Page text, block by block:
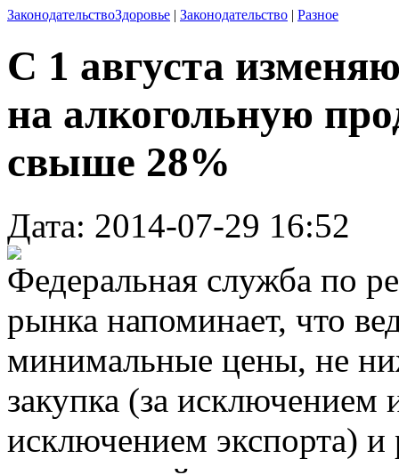
ЗаконодательствоЗдоровье | Законодательство | Разное
С 1 августа
на алкогольную
свыше 28%
Дата: 2014-07-29 16:52
Федеральная служба по
рынка напоминает, что
минимальные цены, не
закупка (за исключением
исключением экспорта)